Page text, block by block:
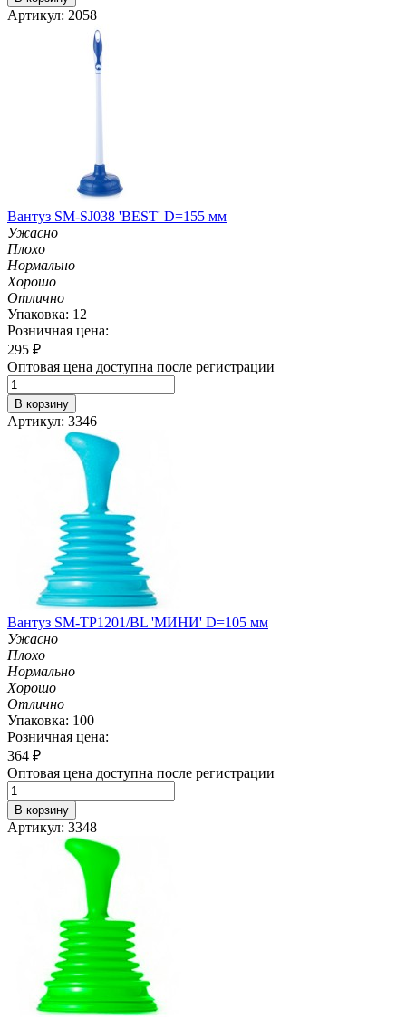
Артикул: 2058
Вантуз SM-SJ038 'BEST' D=155 мм
Ужасно
Плохо
Нормально
Хорошо
Отлично
Упаковка: 12
Розничная цена:
295 ₽
Оптовая цена доступна после регистрации
В корзину
Артикул: 3346
Вантуз SM-TP1201/BL 'МИНИ' D=105 мм
Ужасно
Плохо
Нормально
Хорошо
Отлично
Упаковка: 100
Розничная цена:
364 ₽
Оптовая цена доступна после регистрации
В корзину
Артикул: 3348